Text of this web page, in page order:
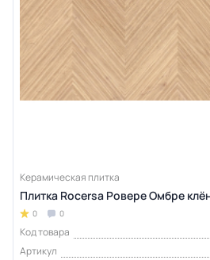
Керамическая плитка
Плитка Rocersa Ровере Омбре
0 0
Код товара
Артикул